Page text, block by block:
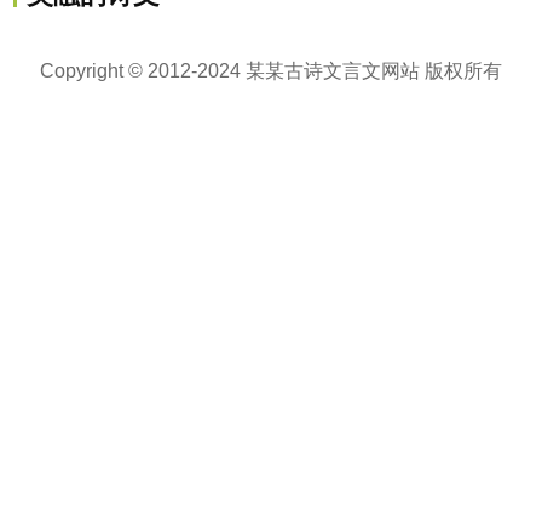
Copyright © 2012-2024 某某古诗文言文网站 版权所有